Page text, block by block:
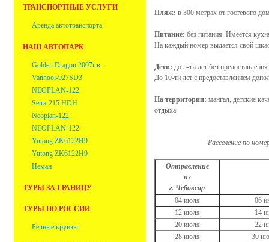
ТРАНСПОРТНЫЕ УСЛУГИ
Аренда автотранспорта
НАШ АВТОПАРК
Golden Dragon 2007г.в.
Vanhool-927SD3
NEOPLAN-122
Setra-215 HDH
Neoplan-122
NEOPLAN-122
Yutong ZK6122H9
Yutong ZK6122H9
Неман
ТУРЫ ЗА ГРАНИЦУ
ТУРЫ ПО РОССИИ
Речные круизы
Пляж: в 300 метрах от гостевого
Питание: без питания. Имеется
На каждый номер выдается свой
Дети: до 5-ти лет без
До 10-ти лет с предоставлением
На территории: мангал, детские
отдыха.
Расселение по
Отправление
из
г. Чебоксар
04 июля
06
12 июля
14
20 июля
22
28 июля
30